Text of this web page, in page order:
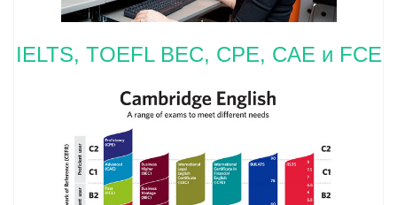
IELTS, TOEFL BEC, CPE, CAE и FCE